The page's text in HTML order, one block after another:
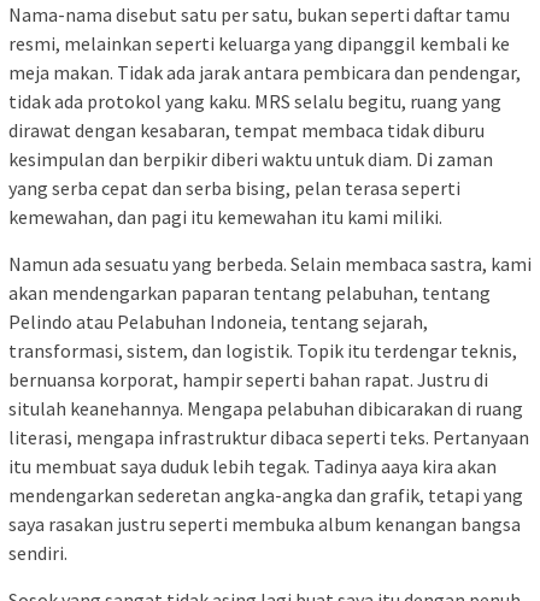
Nama-nama disebut satu per satu, bukan seperti daftar tamu
resmi, melainkan seperti keluarga yang dipanggil kembali ke
meja makan. Tidak ada jarak antara pembicara dan pendengar,
tidak ada protokol yang kaku. MRS selalu begitu, ruang yang
dirawat dengan kesabaran, tempat membaca tidak diburu
kesimpulan dan berpikir diberi waktu untuk diam. Di zaman
yang serba cepat dan serba bising, pelan terasa seperti
kemewahan, dan pagi itu kemewahan itu kami miliki.
Namun ada sesuatu yang berbeda. Selain membaca sastra, kami
akan mendengarkan paparan tentang pelabuhan, tentang
Pelindo atau Pelabuhan Indoneia, tentang sejarah,
transformasi, sistem, dan logistik. Topik itu terdengar teknis,
bernuansa korporat, hampir seperti bahan rapat. Justru di
situlah keanehannya. Mengapa pelabuhan dibicarakan di ruang
literasi, mengapa infrastruktur dibaca seperti teks. Pertanyaan
itu membuat saya duduk lebih tegak. Tadinya aaya kira akan
mendengarkan sederetan angka-angka dan grafik, tetapi yang
saya rasakan justru seperti membuka album kenangan bangsa
sendiri.